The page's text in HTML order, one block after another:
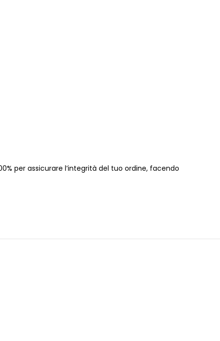
per assicurare l’integrità del tuo ordine, facendo